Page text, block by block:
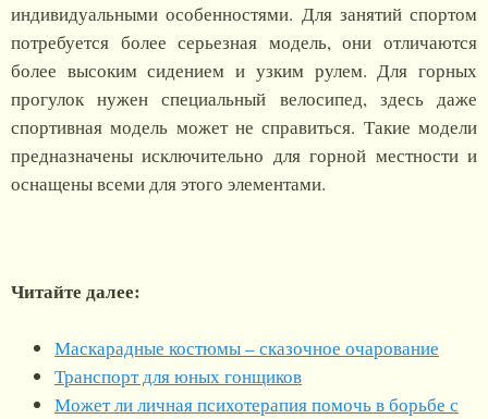
индивидуальными особенностями. Для занятий спортом
потребуется более серьезная модель, они отличаются
более высоким сидением и узким рулем. Для горных
прогулок нужен специальный велосипед, здесь даже
спортивная модель может не справиться. Такие модели
предназначены исключительно для горной местности и
оснащены всеми для этого элементами.
Читайте далее:
Маскарадные костюмы – сказочное очарование
Транспорт для юных гонщиков
Может ли личная психотерапия помочь в борьбе с